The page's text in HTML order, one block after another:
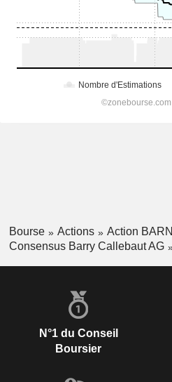
Bourse Actions
Action BARN
Consensus Barry Callebaut AG
N°1 du Conseil
Boursier